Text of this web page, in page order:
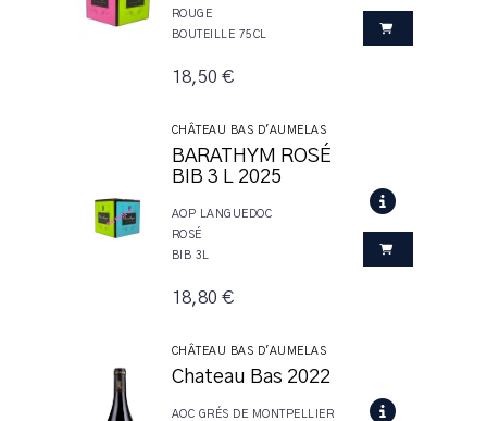
ROUGE
BOUTEILLE 75CL
18,50 €
CHÂTEAU BAS D'AUMELAS
BARATHYM ROSÉ
BIB 3 L 2025
AOP LANGUEDOC
ROSÉ
BIB 3L
18,80 €
CHÂTEAU BAS D'AUMELAS
Chateau Bas 2022
AOC GRÉS DE MONTPELLIER